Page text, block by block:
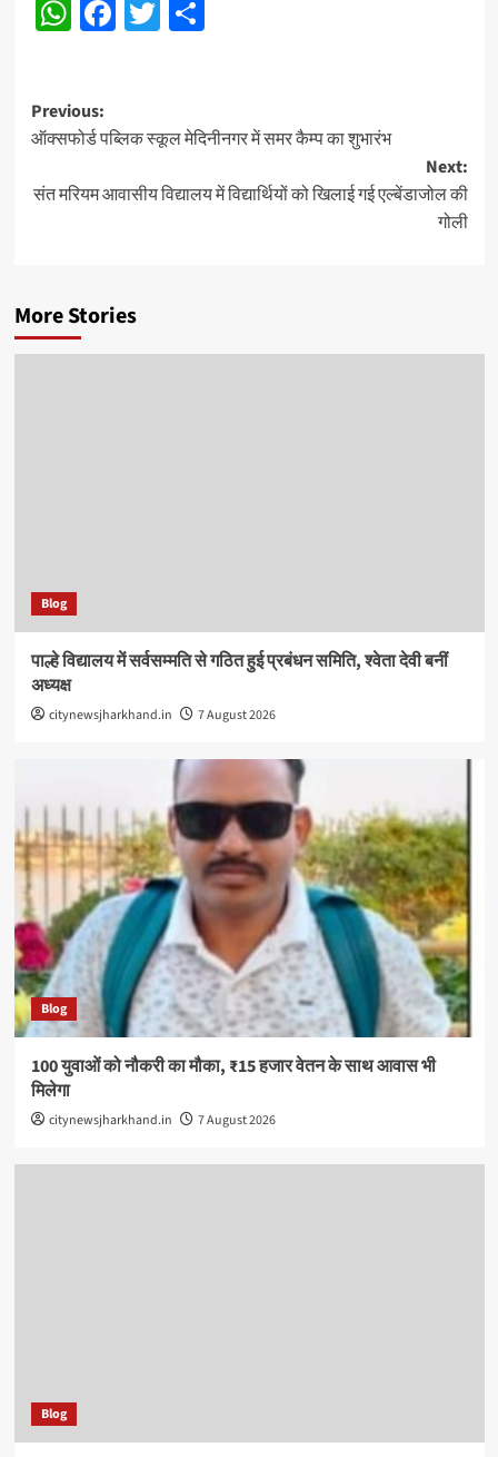
WhatsApp
Facebook
Twitter
Post
navigation
Previous:
ऑक्सफोर्ड पब्लिक स्कूल मेदिनीनगर में समर कैम्प का शुभारंभ
Next:
संत मरियम आवासीय विद्यालय में विद्यार्थियों को खिलाई गई एल्बेंडाजोल की
गोली
More Stories
Blog
पाल्हे विद्यालय में सर्वसम्मति से गठित हुई प्रबंधन समिति, श्वेता देवी बनीं
अध्यक्ष
citynewsjharkhand.in 7 August 2026
Blog
100 युवाओं को नौकरी का मौका, ₹15 हजार वेतन के साथ आवास भी
मिलेगा
citynewsjharkhand.in 7 August 2026
Blog